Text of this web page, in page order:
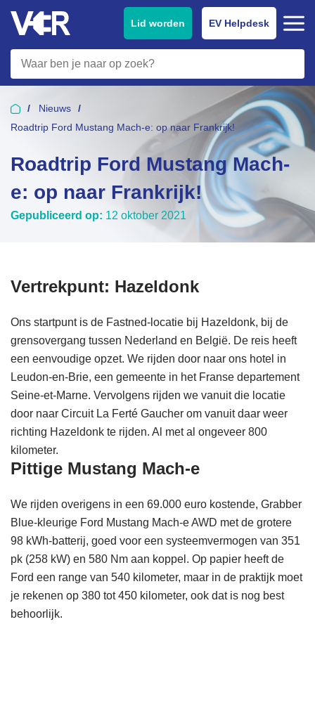
Lid worden EV Helpdesk
Nieuws
Roadtrip Ford Mustang Mach-e: op naar Frankrijk!
Roadtrip Ford Mustang Mach-
e: op naar Frankrijk!
Gepubliceerd op: 12 oktober 2021
Vertrekpunt: Hazeldonk
Ons startpunt is de Fastned-locatie bij Hazeldonk, bij de
grensovergang tussen Nederland en België. De reis heeft
een eenvoudige opzet. We rijden door naar ons hotel in
Leudon-en-Brie, een gemeente in het Franse departement
Seine-et-Marne. Vervolgens rijden we vanuit die locatie
door naar Circuit La Ferté Gaucher om vanuit daar weer
richting Hazeldonk te rijden. Al met al ongeveer 800
kilometer.
Pittige Mustang Mach-e
We rijden overigens in een 69.000 euro kostende, Grabber
Blue-kleurige Ford Mustang Mach-e AWD met de grotere
98 kWh-batterij, goed voor een systeemvermogen van 351
pk (258 kW) en 580 Nm aan koppel. Op papier heeft de
Ford een range van 540 kilometer, maar in de praktijk moet
je rekenen op 380 tot 450 kilometer, ook dat is nog best
behoorlijk.